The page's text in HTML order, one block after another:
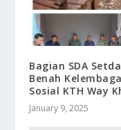
Bagian SDA
Benah
Sosial KTH Way
January 9, 2025